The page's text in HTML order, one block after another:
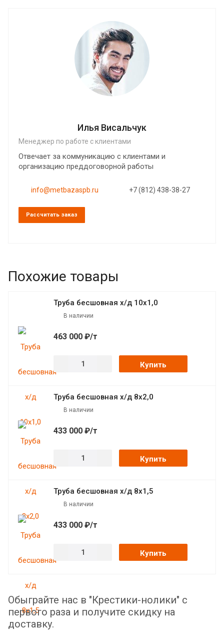
Илья Висальчук
Менеджер по работе с клиентами
Отвечает за коммуникацию с клиентами и
организацию преддоговорной работы
info@metbazaspb.ru +7 (812) 438-38-27
Рассчитать заказ
Похожие товары
Труба бесшовная х/д 10х1,0
В наличии
463 000 ₽/т
Купить
Труба бесшовная х/д 8х2,0
В наличии
433 000 ₽/т
Купить
Труба бесшовная х/д 8х1,5
В наличии
433 000 ₽/т
Купить
Обыграйте нас в "Крестики-нолики" с
первого раза и получите скидку на
доставку.